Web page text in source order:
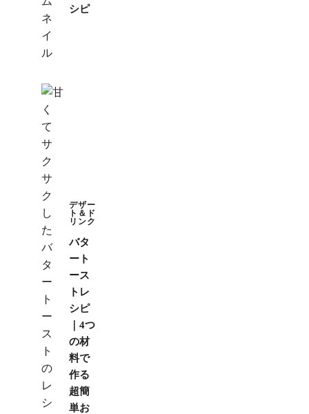
シピ
デザー
ト＆ド
リンク
バタ
ート
ース
トレ
シピ
｜4つ
の材
料で
作る
超簡
単お